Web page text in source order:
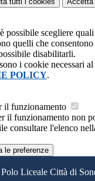
possibile scegliere
quelli che
disabilitarli.
i cookie necessari
POLICY.
il funzionamento
il funzionamento non
consultare l'elenco
le preferenze
Polo Liceale Città di